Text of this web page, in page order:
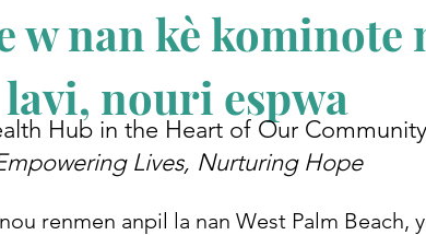
w nan kè
lavi, nouri espwa
Hub in the Heart of Our
Lives, Nurturing Hope
renmen anpil la nan West Palm Beach,